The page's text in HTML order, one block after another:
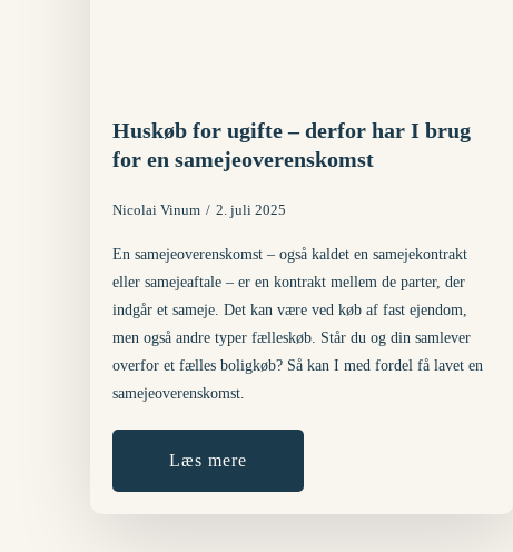
Huskøb for ugifte – derfor har I brug
for en samejeoverenskomst
Nicolai Vinum 2. juli 2025
En samejeoverenskomst – også kaldet en samejekontrakt
eller samejeaftale – er en kontrakt mellem de parter, der
indgår et sameje. Det kan være ved køb af fast ejendom,
men også andre typer fælleskøb. Står du og din samlever
overfor et fælles boligkøb? Så kan I med fordel få lavet en
samejeoverenskomst.
Læs mere